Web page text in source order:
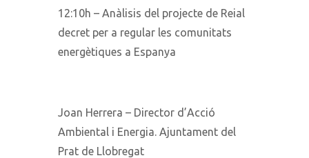
12:10h – Anàlisis del projecte de Reial
decret per a regular les comunitats
energètiques a Espanya
Joan Herrera – Director d’Acció
Ambiental i Energia. Ajuntament del
Prat de Llobregat